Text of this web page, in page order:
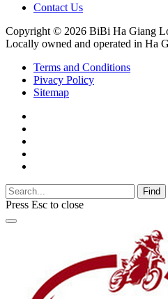
Contact Us
Copyright © 2026 BiBi Ha Giang
Locally owned and operated in Ha
Terms and Conditions
Pivacy Policy
Sitemap
Find
Press Esc to close